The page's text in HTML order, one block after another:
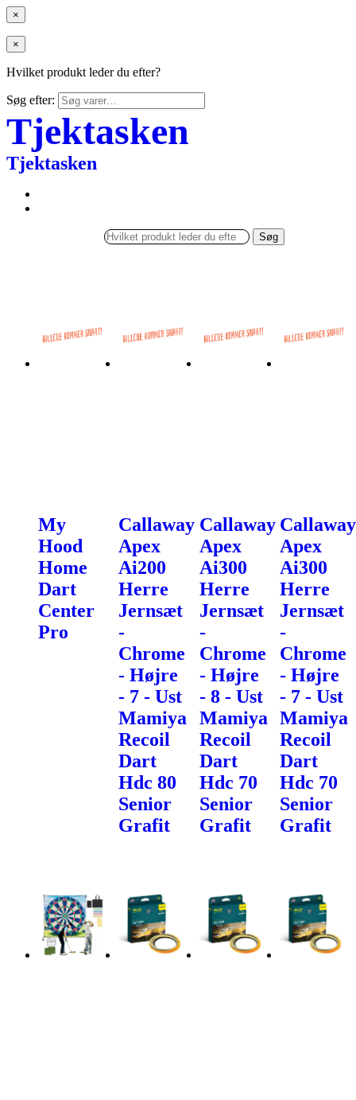
×
×
Hvilket produkt leder du efter?
Søg efter:
Tjektasken
Tjektasken
Søg
My
Hood
Home
Dart
Center
Pro
Callaway
Apex
Ai200
Herre
Jernsæt
-
Chrome
- Højre
- 7 - Ust
Mamiya
Recoil
Dart
Hdc 80
Senior
Grafit
Callaway
Apex
Ai300
Herre
Jernsæt
-
Chrome
- Højre
- 8 - Ust
Mamiya
Recoil
Dart
Hdc 70
Senior
Grafit
Callaway
Apex
Ai300
Herre
Jernsæt
-
Chrome
- Højre
- 7 - Ust
Mamiya
Recoil
Dart
Hdc 70
Senior
Grafit